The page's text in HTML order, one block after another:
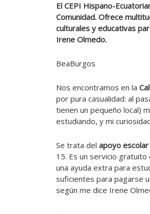
El CEPI Hispano-
Comunidad. Ofrece
culturales y educativas
Irene Olmedo.
BeaBurgos
Nos encontramos en la
por pura casualidad: al
tienen un pequeño local)
estudiando, y mi
Se trata del apoyo
15. Es un servicio
una ayuda extra para
suficientes para pagarse
según me dice Irene